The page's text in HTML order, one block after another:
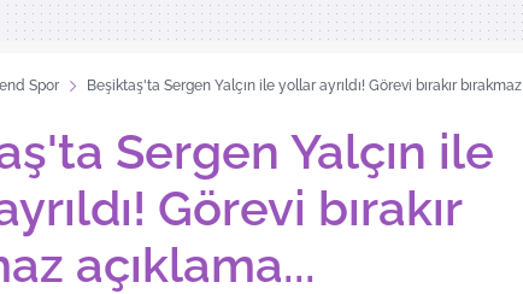
Spor
Beşiktaş'ta Sergen Yalçın ile yollar ayrıldı! Görevi bırakır bırakmaz
Sergen Yalçın ile
Görevi bırakır
açıklama...